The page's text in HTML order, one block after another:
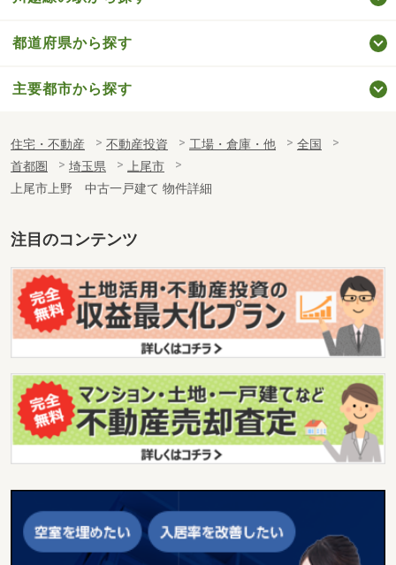
都道府県から探す
主要都市から探す
住宅・不動産 不動産投資 工場・倉庫・他
全国
首都圏
埼玉県
上尾市
上尾市上野 中古一戸建て 物件詳細
注目のコンテンツ